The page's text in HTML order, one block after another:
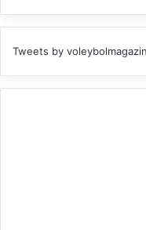
Tweets by voleybolmagazin